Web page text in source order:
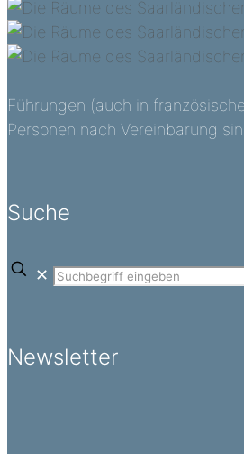
Führungen (auch in
Personen nach Vereinbarung
Suche
✕
Newsletter